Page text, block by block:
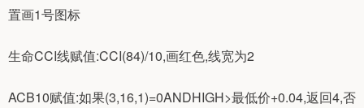
置画1号图标
生命CCI线赋值:CCI(84)/10,画红色,线宽为2
ACB10赋值:如果(3,16,1)=0ANDHIGH>最低价+0.04,返回4,否